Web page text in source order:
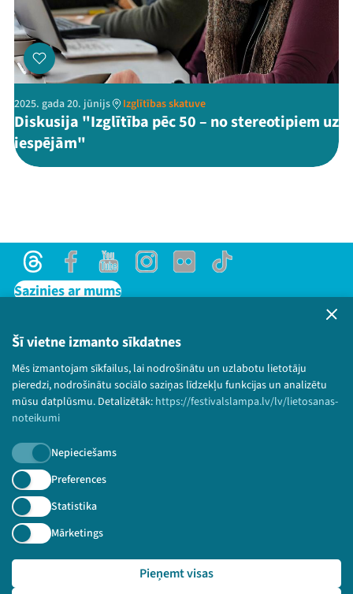
Šī vietne izmanto sīkdatnes
Mēs izmantojam sīkfailus, lai nodrošinātu un uzlabotu lietotāju
pieredzi, nodrošinātu sociālo saziņas līdzekļu funkcijas un analizētu
mūsu datplūsmu. Detalizētāk: https://festivalslampa.lv/lv/lietosanas-
noteikumi
Nepieciešams
Preferences
Statistika
Mārketings
Pieņemt visas
ThreadsFacebookYoutube Instagram
Flick
2025. gada 20. jūnijs Izglītības skatuve
Diskusija "Izglītība pēc 50 – no stereotipiem uz
iespējām"
ThreadsFacebookYoutubeInstagram
Flick TikTok
Sazinies ar mums
Lietošanas noteikumi un sīkdatņu politika
Bērnu aizsardzības politika
© 2026 Sarunu festivāls LAMPA Visas tiesības
paturētas.
Piesakies jaunumiem!
Nepalaid garām aktuālāko informāciju!
Pieteikties